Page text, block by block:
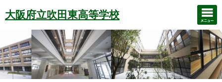
大阪府立吹田東高等学校